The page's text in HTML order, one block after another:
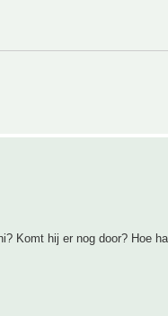
Komt hij er nog door? Hoe